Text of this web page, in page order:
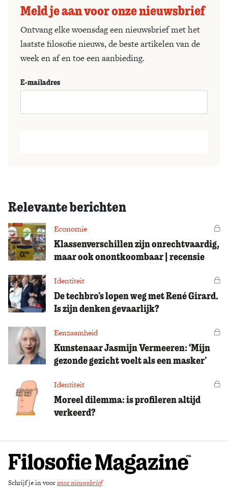
Meld je aan voor onze nieuwsbrief
Ontvang elke woensdag een nieuwsbrief met het
laatste filosofie nieuws, de beste artikelen van de
week en af en toe een aanbieding.
E-mailadres
Relevante berichten
Economie
Klassenverschillen zijn onrechtvaardig,
maar ook onontkoombaar | recensie
Identiteit
De techbro’s lopen weg met René Girard.
Is zijn denken gevaarlijk?
Eenzaamheid
Kunstenaar Jasmijn Vermeeren: ‘Mijn
gezonde gezicht voelt als een masker’
Identiteit
Moreel dilemma: is profileren altijd
verkeerd?
Schrijf je in vooronze nieuwsbrief